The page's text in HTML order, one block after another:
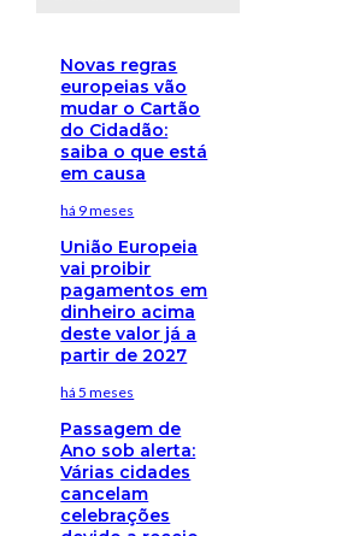
Novas regras
europeias vão
mudar o Cartão
do Cidadão:
saiba o que está
em causa
há 9 meses
União Europeia
vai proibir
pagamentos em
dinheiro acima
deste valor já a
partir de 2027
há 5 meses
Passagem de
Ano sob alerta:
Várias cidades
cancelam
celebrações